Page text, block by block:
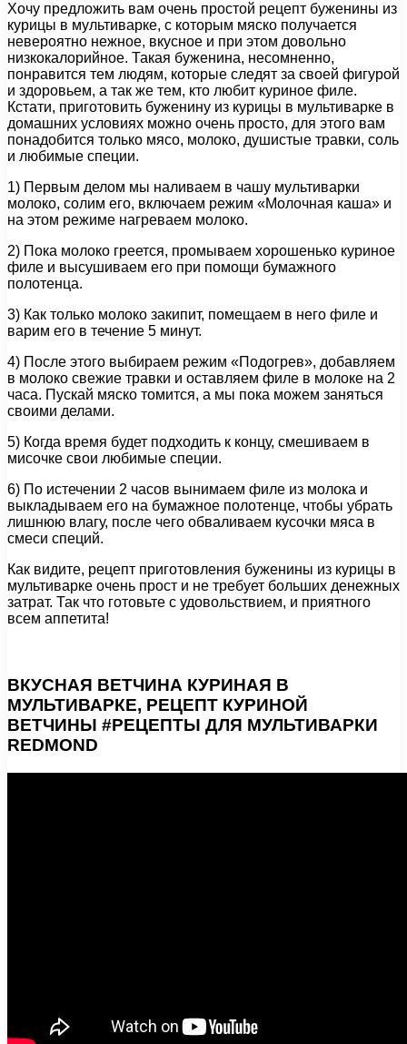
Хочу предложить вам очень простой рецепт буженины из
курицы в мультиварке, с которым мяско получается
невероятно нежное, вкусное и при этом довольно
низкокалорийное. Такая буженина, несомненно,
понравится тем людям, которые следят за своей фигурой
и здоровьем, а так же тем, кто любит куриное филе.
Кстати, приготовить буженину из курицы в мультиварке в
домашних условиях можно очень просто, для этого вам
понадобится только мясо, молоко, душистые травки, соль
и любимые специи.
1) Первым делом мы наливаем в чашу мультиварки
молоко, солим его, включаем режим «Молочная каша» и
на этом режиме нагреваем молоко.
2) Пока молоко греется, промываем хорошенько куриное
филе и высушиваем его при помощи бумажного
полотенца.
3) Как только молоко закипит, помещаем в него филе и
варим его в течение 5 минут.
4) После этого выбираем режим «Подогрев», добавляем
в молоко свежие травки и оставляем филе в молоке на 2
часа. Пускай мяско томится, а мы пока можем заняться
своими делами.
5) Когда время будет подходить к концу, смешиваем в
мисочке свои любимые специи.
6) По истечении 2 часов вынимаем филе из молока и
выкладываем его на бумажное полотенце, чтобы убрать
лишнюю влагу, после чего обваливаем кусочки мяса в
смеси специй.
Как видите, рецепт приготовления буженины из курицы в
мультиварке очень прост и не требует больших денежных
затрат. Так что готовьте с удовольствием, и приятного
всем аппетита!
ВКУСНАЯ ВЕТЧИНА КУРИНАЯ В
МУЛЬТИВАРКЕ, РЕЦЕПТ КУРИНОЙ
ВЕТЧИНЫ #РЕЦЕПТЫ ДЛЯ МУЛЬТИВАРКИ
REDMOND